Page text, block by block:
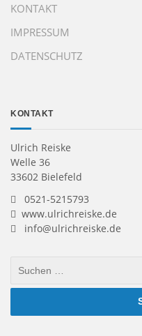
KONTAKT
IMPRESSUM
DATENSCHUTZ
KONTAKT
Ulrich Reiske
Welle 36
33602 Bielefeld
0521-5215793
www.ulrichreiske.de
info@ulrichreiske.de